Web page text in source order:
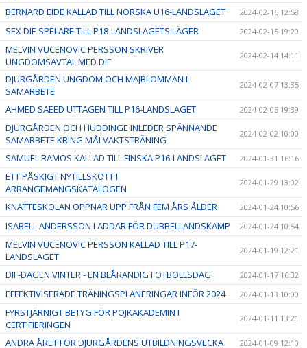
BERNARD EIDE KALLAD TILL NORSKA U16-LANDSLAGET 2024-02-16 12:58
SEX DIF-SPELARE TILL P18-LANDSLAGETS LÄGER 2024-02-15 19:20
MELVIN VUCENOVIC PERSSON SKRIVER
UNGDOMSAVTAL MED DIF
2024-02-14 14:11
DJURGÅRDEN UNGDOM OCH MAJBLOMMAN I
SAMARBETE
2024-02-07 13:35
AHMED SAEED UTTAGEN TILL P16-LANDSLAGET 2024-02-05 19:39
DJURGÅRDEN OCH HUDDINGE INLEDER SPÄNNANDE
SAMARBETE KRING MÅLVAKTSTRÄNING
2024-02-02 10:00
SAMUEL RAMOS KALLAD TILL FINSKA P16-LANDSLAGET 2024-01-31 16:16
ETT PÅSKIGT NYTILLSKOTT I
ARRANGEMANGSKATALOGEN
2024-01-29 13:02
KNATTESKOLAN ÖPPNAR UPP FRÅN FEM ÅRS ÅLDER 2024-01-24 10:56
ISABELL ANDERSSON LADDAR FÖR DUBBELLANDSKAMP 2024-01-24 10:54
MELVIN VUCENOVIC PERSSON KALLAD TILL P17-
LANDSLAGET
2024-01-19 12:21
DIF-DAGEN VINTER - EN BLÅRANDIG FOTBOLLSDAG 2024-01-17 16:32
EFFEKTIVISERADE TRÄNINGSPLANERINGAR INFÖR 2024 2024-01-13 10:00
FYRSTJÄRNIGT BETYG FÖR POJKAKADEMIN I
CERTIFIERINGEN
2024-01-11 13:21
ANDRA ÅRET FÖR DJURGÅRDENS UTBILDNINGSVECKA 2024-01-09 12:10